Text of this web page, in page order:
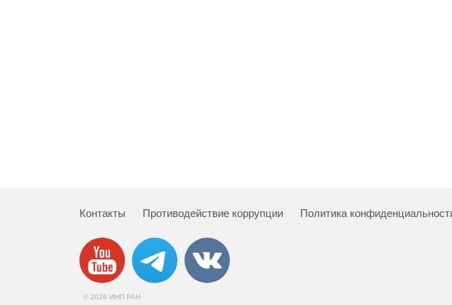
Контакты Противодействие коррупции Политика
© 2026 ИНП РАН